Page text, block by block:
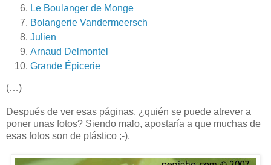
Le Boulanger de Monge
Bolangerie Vandermeersch
Julien
Arnaud Delmontel
Grande Épicerie
(…)
Después de ver esas páginas, ¿quién se puede atrever a
poner unas fotos? Siendo malo, apostaría a que muchas de
esas fotos son de plástico ;-).